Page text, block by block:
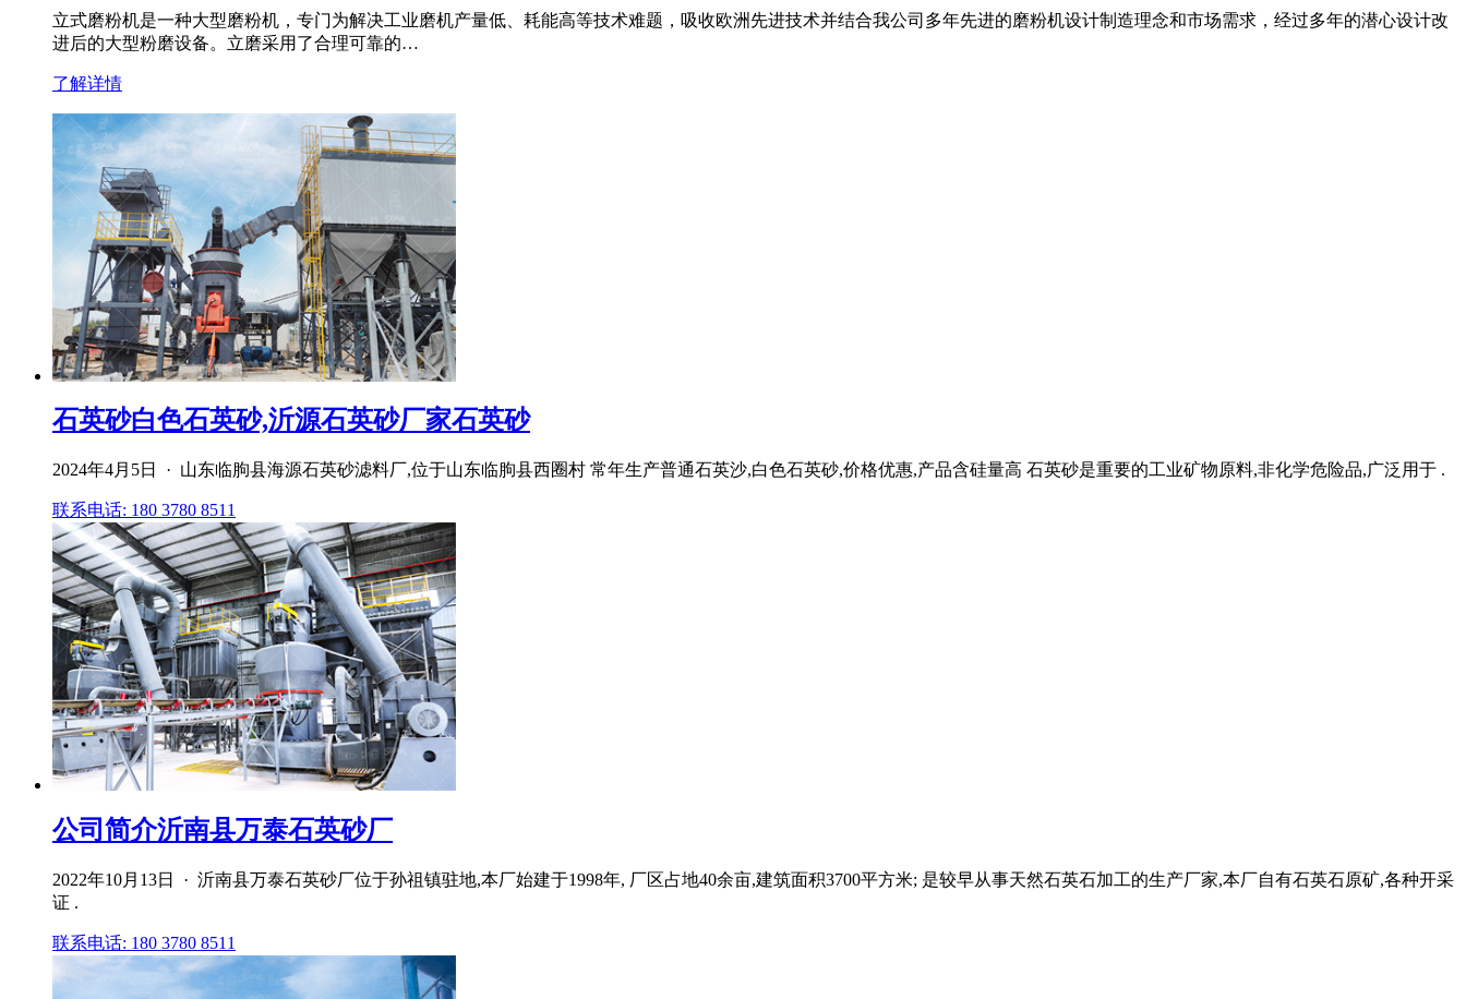
立式磨粉机是一种大型磨粉机，专门为解决工业磨机产量低、耗能高等技术难题，吸收欧洲先进技术并结合我公司多年先进的磨粉机设计制造理念和市场需求，经过多年的潜心设计改
进后的大型粉磨设备。立磨采用了合理可靠的…
了解详情
石英砂白色石英砂,沂源石英砂厂家石英砂
2024年4月5日 · 山东临朐县海源石英砂滤料厂,位于山东临朐县西圈村 常年生产普通石英沙,白色石英砂,价格优惠,产品含硅量高 石英砂是重要的工业矿物原料,非化学危险品,广泛用于 .
联系电话: 180 3780 8511
公司简介沂南县万泰石英砂厂
2022年10月13日 · 沂南县万泰石英砂厂位于孙祖镇驻地,本厂始建于1998年, 厂区占地40余亩,建筑面积3700平方米; 是较早从事天然石英石加工的生产厂家,本厂自有石英石原矿,各种开采
证 .
联系电话: 180 3780 8511